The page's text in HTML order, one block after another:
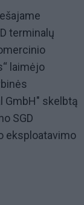
terminalų
laimėjo
GmbH" skelbtą
SGD
eksploatavimo